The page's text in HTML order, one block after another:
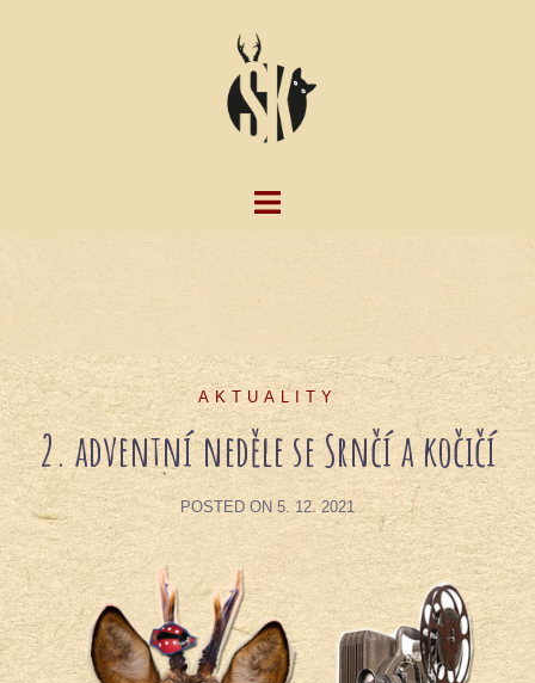
AKTUALITY
2. adventní neděle se Srnčí a kočičí
POSTED ON 5. 12. 2021